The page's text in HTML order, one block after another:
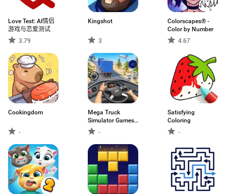
Love Test: AI情侣
游戏与恋爱测试
3.79
Kingshot
3
Colorscapes® -
Color by Number
4.67
Cookingdom
-
Mega Truck
Simulator Games
3D -
Satisfying
Coloring
-